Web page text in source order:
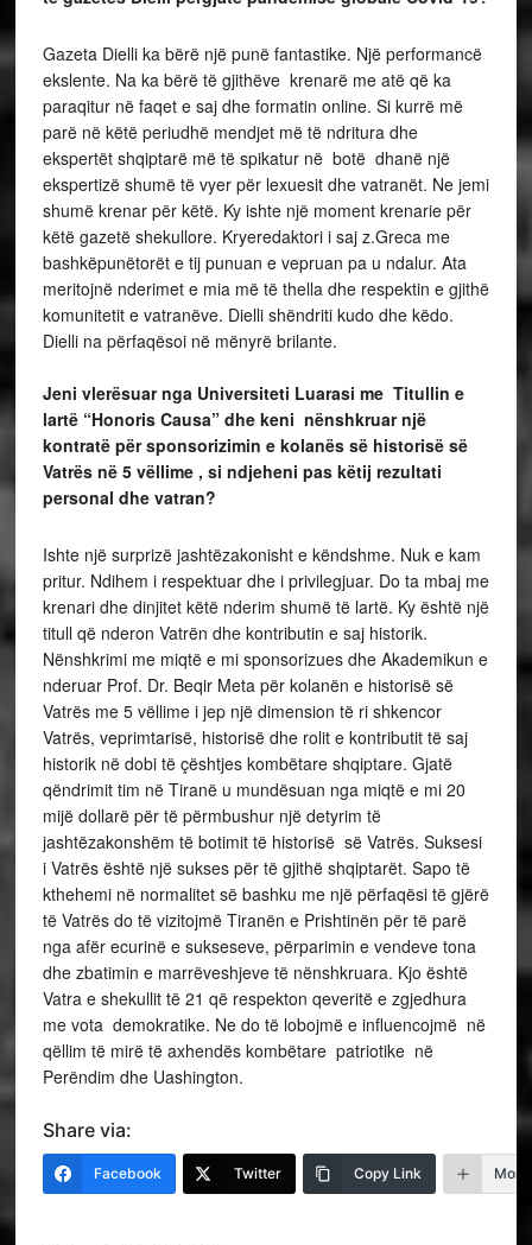
Gazeta Dielli ka bërë një punë fantastike. Një performancë
ekslente. Na ka bërë të gjithëve krenarë me atë që ka
paraqitur në faqet e saj dhe formatin online. Si kurrë më
parë në këtë periudhë mendjet më të ndritura dhe
ekspertët shqiptarë më të spikatur në botë dhanë një
ekspertizë shumë të vyer për lexuesit dhe vatranët. Ne jemi
shumë krenar për këtë. Ky ishte një moment krenarie për
këtë gazetë shekullore. Kryeredaktori i saj z.Greca me
bashkëpunëtorët e tij punuan e vepruan pa u ndalur. Ata
meritojnë nderimet e mia më të thella dhe respektin e gjithë
komunitetit e vatranëve. Dielli shëndriti kudo dhe këdo.
Dielli na përfaqësoi në mënyrë brilante.
Jeni vlerësuar nga Universiteti Luarasi me Titullin e
lartë “Honoris Causa” dhe keni nënshkruar një
kontratë për sponsorizimin e kolanës së historisë së
Vatrës në 5 vëllime , si ndjeheni pas këtij rezultati
personal dhe vatran?
Ishte një surprizë jashtëzakonisht e këndshme. Nuk e kam
pritur. Ndihem i respektuar dhe i privilegjuar. Do ta mbaj me
krenari dhe dinjitet këtë nderim shumë të lartë. Ky është një
titull që nderon Vatrën dhe kontributin e saj historik.
Nënshkrimi me miqtë e mi sponsorizues dhe Akademikun e
nderuar Prof. Dr. Beqir Meta për kolanën e historisë së
Vatrës me 5 vëllime i jep një dimension të ri shkencor
Vatrës, veprimtarisë, historisë dhe rolit e kontributit të saj
historik në dobi të çështjes kombëtare shqiptare. Gjatë
qëndrimit tim në Tiranë u mundësuan nga miqtë e mi 20
mijë dollarë për të përmbushur një detyrim të
jashtëzakonshëm të botimit të historisë së Vatrës. Suksesi
i Vatrës është një sukses për të gjithë shqiptarët. Sapo të
kthehemi në normalitet së bashku me një përfaqësi të gjërë
të Vatrës do të vizitojmë Tiranën e Prishtinën për të parë
nga afër ecurinë e sukseseve, përparimin e vendeve tona
dhe zbatimin e marrëveshjeve të nënshkruara. Kjo është
Vatra e shekullit të 21 që respekton qeveritë e zgjedhura
me vota demokratike. Ne do të lobojmë e influencojmë në
qëllim të mirë të axhendës kombëtare patriotike në
Perëndim dhe Uashington.
Share via:
Facebook Twitter Copy Link More